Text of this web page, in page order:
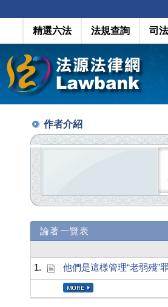
精選六法 法規查詢 司
作者介紹
論著一覽表
1.
他們是這樣管理“老弱殘”